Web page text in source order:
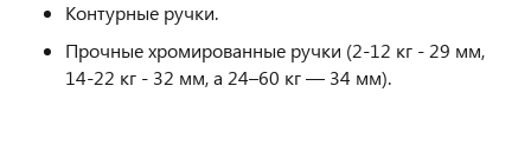
Контурные ручки.
Прочные хромированные ручки (2-12 кг - 29 мм,
14-22 кг - 32 мм, а 24–60 кг — 34 мм).